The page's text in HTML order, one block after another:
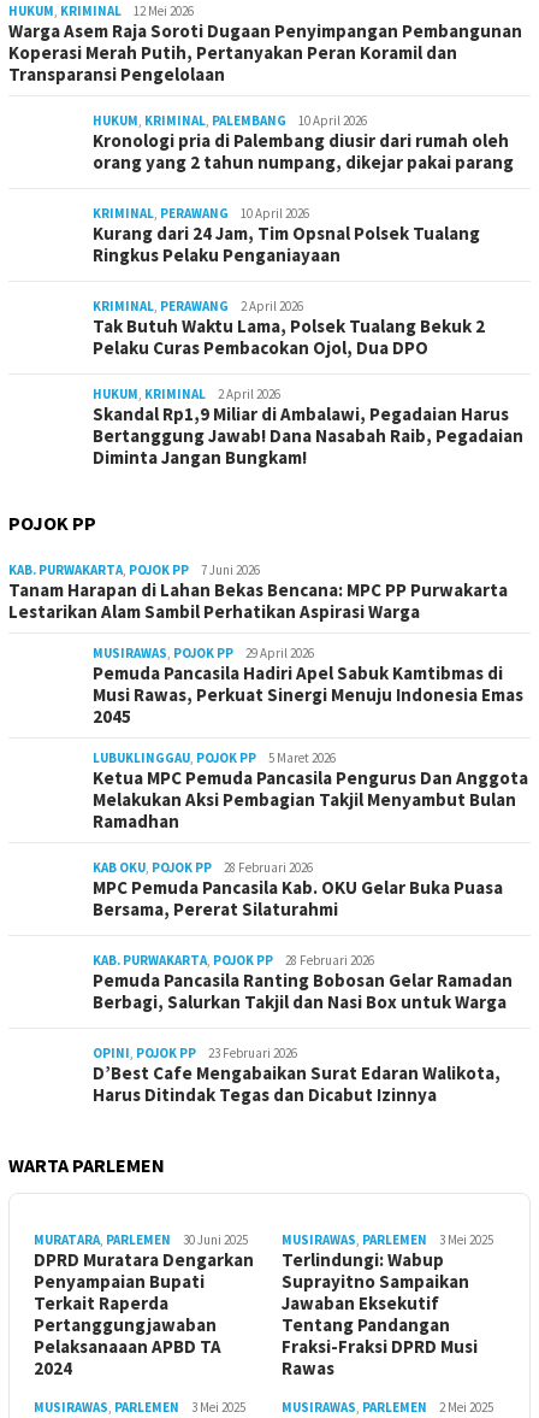
HUKUM KRIMINAL 12 Mei 2026
Warga Asem Raja Soroti Dugaan Penyimpangan Pembangunan
Koperasi Merah Putih, Pertanyakan Peran Koramil dan
Transparansi Pengelolaan
HUKUM KRIMINAL PALEMBANG 10 April 2026
Kronologi pria di Palembang diusir dari rumah oleh
orang yang 2 tahun numpang, dikejar pakai parang
KRIMINAL PERAWANG 10 April 2026
Kurang dari 24 Jam, Tim Opsnal Polsek Tualang
Ringkus Pelaku Penganiayaan
KRIMINAL PERAWANG 2 April 2026
Tak Butuh Waktu Lama, Polsek Tualang Bekuk 2
Pelaku Curas Pembacokan Ojol, Dua DPO
HUKUM KRIMINAL 2 April 2026
Skandal Rp1,9 Miliar di Ambalawi, Pegadaian Harus
Bertanggung Jawab! Dana Nasabah Raib, Pegadaian
Diminta Jangan Bungkam!
POJOK PP
KAB. PURWAKARTA POJOK PP 7 Juni 2026
Tanam Harapan di Lahan Bekas Bencana: MPC PP Purwakarta
Lestarikan Alam Sambil Perhatikan Aspirasi Warga
MUSIRAWAS POJOK PP 29 April 2026
Pemuda Pancasila Hadiri Apel Sabuk Kamtibmas di
Musi Rawas, Perkuat Sinergi Menuju Indonesia Emas
2045
LUBUKLINGGAU POJOK PP 5 Maret 2026
Ketua MPC Pemuda Pancasila Pengurus Dan Anggota
Melakukan Aksi Pembagian Takjil Menyambut Bulan
Ramadhan
KAB OKU POJOK PP 28 Februari 2026
MPC Pemuda Pancasila Kab. OKU Gelar Buka Puasa
Bersama, Pererat Silaturahmi
KAB. PURWAKARTA POJOK PP 28 Februari 2026
Pemuda Pancasila Ranting Bobosan Gelar Ramadan
Berbagi, Salurkan Takjil dan Nasi Box untuk Warga
OPINI POJOK PP 23 Februari 2026
D’Best Cafe Mengabaikan Surat Edaran Walikota,
Harus Ditindak Tegas dan Dicabut Izinnya
WARTA PARLEMEN
MURATARA PARLEMEN 30 Juni 2025
DPRD Muratara Dengarkan
Penyampaian Bupati
Terkait Raperda
Pertanggungjawaban
Pelaksanaaan APBD TA
2024
MUSIRAWAS PARLEMEN 3 Mei 2025
Terlindungi: Wabup
Suprayitno Sampaikan
Jawaban Eksekutif
Tentang Pandangan
Fraksi-Fraksi DPRD Musi
Rawas
MUSIRAWAS PARLEMEN 3 Mei 2025 MUSIRAWAS PARLEMEN 2 Mei 2025